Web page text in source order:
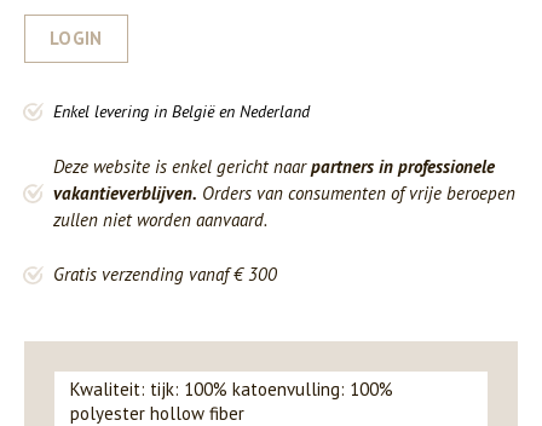
LOGIN
Enkel levering in België en Nederland
Deze website is enkel gericht naarpartners in professionele
vakantieverblijven. Orders van consumenten of vrije beroepen
zullen niet worden aanvaard.
Gratis verzending vanaf € 300
Kwaliteit: tijk: 100% katoenvulling: 100%
polyester hollow fiber